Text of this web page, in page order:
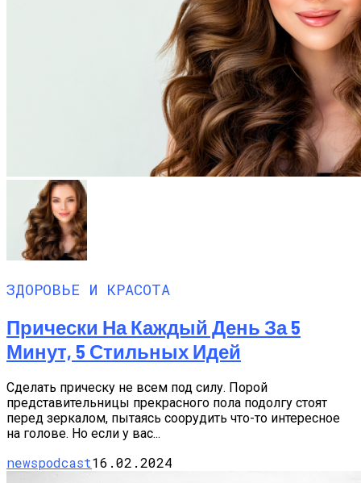
ЗДОРОВЬЕ И КРАСОТА
Прически На Каждый День За 5
Минут, 5 Стильных Идей
Сделать прическу не всем под силу. Порой
представительницы прекрасного пола подолгу стоят
перед зеркалом, пытаясь соорудить что-то интересное
на голове. Но если у вас...
newspodcast16.02.2024